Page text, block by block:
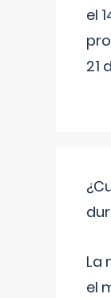
el
21
La
el